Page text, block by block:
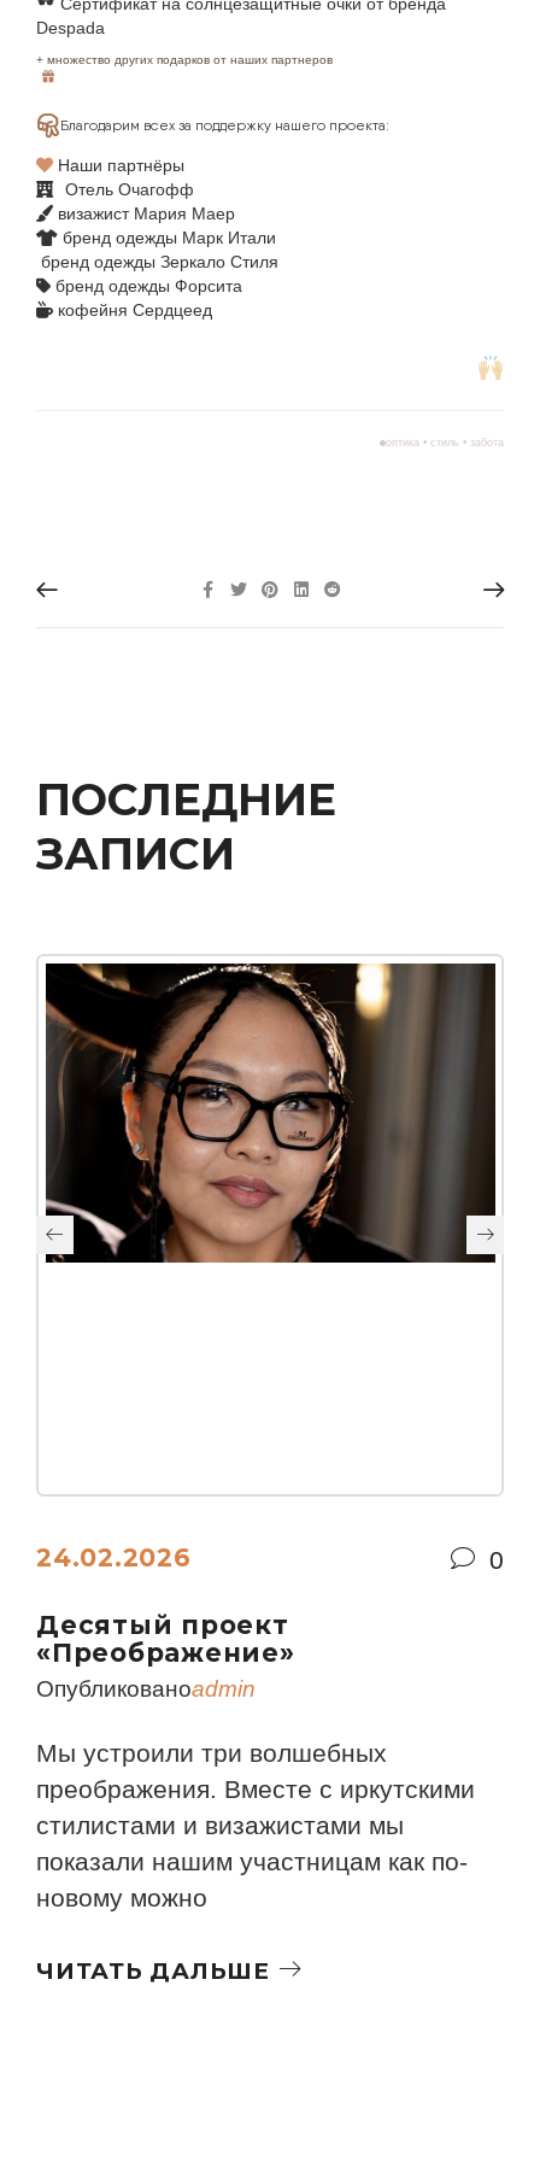
Despada
+ множество других подарков от наших партнеров
Благодарим всех за поддержку нашего проекта:
Наши партнёры
Отель Очагофф
визажист Мария Маер
бренд одежды Марк Итали
бренд одежды Зеркало Стиля
бренд одежды Форсита
кофейня Сердцеед
оптика • стиль • забота
24.02.2026
ЧИТАТЬ ДАЛЬШЕ
Проект